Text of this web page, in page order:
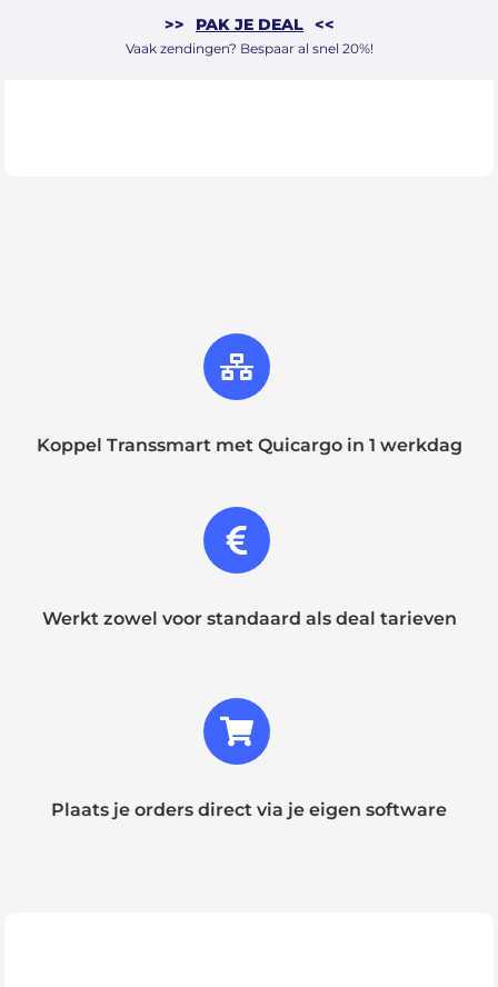
>> PAK JE DEAL <<
Vaak zendingen? Bespaar al snel 20%!
Koppel Transsmart met Quicargo in 1 werkdag
Werkt zowel voor standaard als deal tarieven
Plaats je orders direct via je eigen software